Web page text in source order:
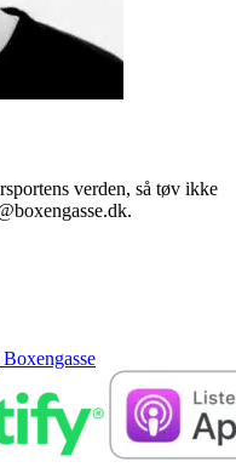
verden, så tøv ikke